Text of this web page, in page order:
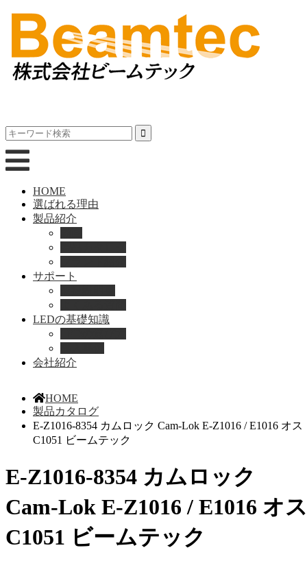
HOME
選ばれる理由
製品紹介
サポート
LEDの基礎知識
会社紹介
HOME
製品カタログ
E-Z1016-8354 カムロック Cam-Lok E-Z1016 / E1016 オス
C1051 ビームテック
E-Z1016-8354 カムロック
Cam-Lok E-Z1016 / E1016 オス
C1051 ビームテック